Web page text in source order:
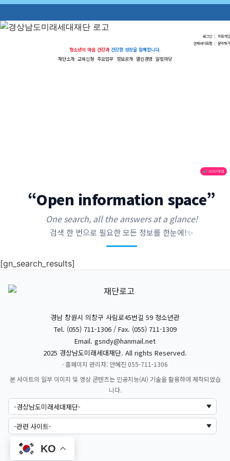
로그인 | 회원가입
전체사이트맵 | 문의하기
청소년의 마음 건강과 건강한 성장을 함께합니다.
재단소개 교육신청 주요업무 정보공개 열린경영 알림마당
🔊 소리/재생
“Open information space”
One search, all the answers at a glance!
검색 한 번으로 필요한 모든 정보를 한눈에!✨
[gn_search_results]
KO
경남 창원시 의창구 사림로45번길 59 청소년관
Tel. (055) 711-1306 / Fax. (055) 711-1309
Email. gsndy@hanmail.net
2025 경상남도미래세대재단. All rights Reserved.
· 홈페이지 관리자: 안혜진 055-711-1306
본 사이트의 일부 이미지 및 영상 콘텐츠는 인공지능(AI) 기술을 활용하여 제작되었습
니다.